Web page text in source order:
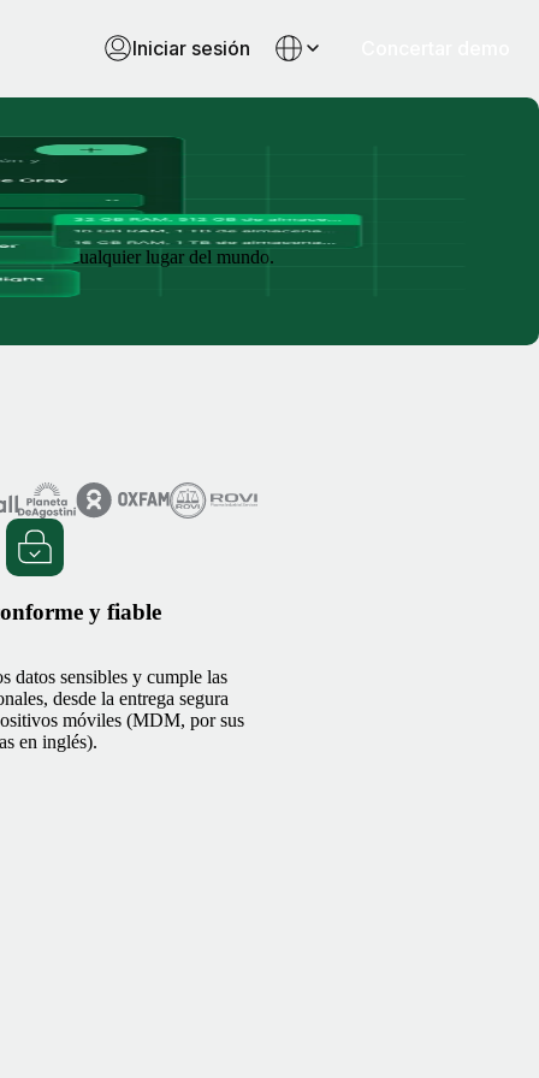
Iniciar sesión
de cualquier lugar del mundo.
y fiable
datos sensibles y cumple las
desde la entrega segura
móviles (MDM, por sus
en inglés).